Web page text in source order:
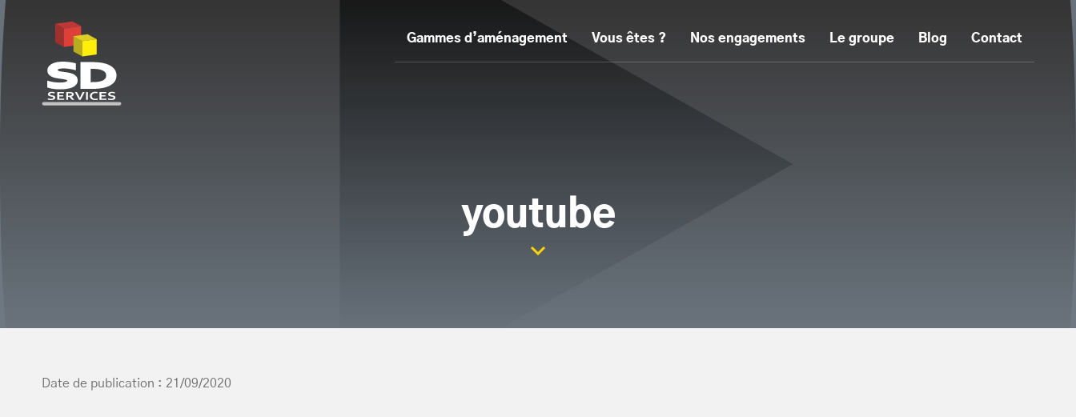
SD Services
Gammes d’aménagement Vous êtes ? Nos engagements Le groupe Blog Contact
youtube
Date de publication : 21/09/2020